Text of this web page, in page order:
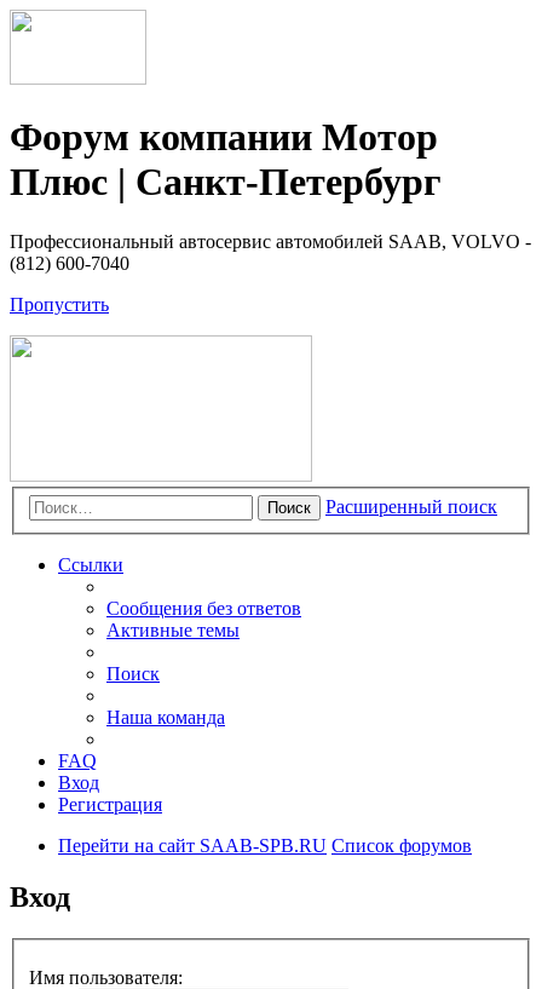
Форум компании Мотор
Плюс | Санкт-Петербург
Профессиональный автосервис автомобилей SAAB, VOLVO -
(812) 600-7040
Пропустить
Поиск Расширенный поиск
Ссылки
Сообщения без ответов
Активные темы
Поиск
Наша команда
FAQ
Вход
Регистрация
Перейти на сайт SAAB-SPB.RU Список форумов
Вход
Имя пользователя: